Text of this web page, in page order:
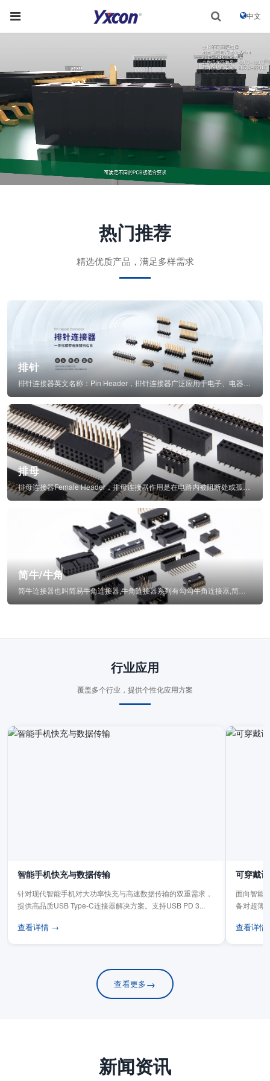
中文
热门推荐
精选优质产品，满足多样需求
排针
排母
排母连接器Female Header，排母连接器作用是在电路内被阻断处或孤立不通...
简牛/牛角
行业应用
覆盖多个行业，提供个性化应用方案
智能手机快充与数据传输
针对现代智能手机对大功率快充与高速数据传输的双重需求，
提供高品质USB Type-C连接器解决方案。支持USB PD 3...
查看详情 →
可穿戴
面向智能
备对超薄
查看详
查看更多→
新闻资讯